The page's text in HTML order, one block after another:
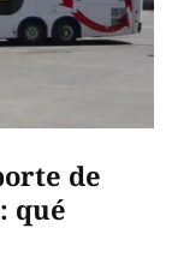
de
qué